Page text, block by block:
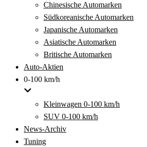
Chinesische Automarken
Südkoreanische Automarken
Japanische Automarken
Asiatische Automarken
Britische Automarken
Auto-Aktien
0-100 km/h
Kleinwagen 0-100 km/h
SUV 0-100 km/h
News-Archiv
Tuning